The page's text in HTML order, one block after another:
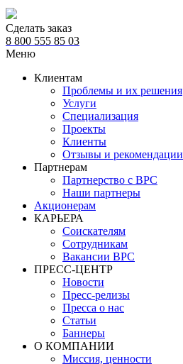
Сделать заказ
8 800 555 85 03
Меню
Клиентам
Проблемы и их решения
Услуги
Специализация
Проекты
Клиенты
Отзывы и рекомендации
Партнерам
Партнерство с BPC
Наши партнеры
Акционерам
КАРЬЕРА
Соискателям
Сотрудникам
Вакансии BPC
ПРЕСС-ЦЕНТР
Новости
Пресс-релизы
Пресса о нас
Статьи
Баннеры
О КОМПАНИИ
Миссия, ценности